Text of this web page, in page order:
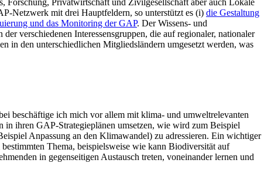
Forschung, Privatwirtschaft und Zivilgesellschaft aber auch Lokale
Netzwerk mit drei Hauptfeldern, so unterstützt es (i) die Gestaltung
und das Monitoring der GAP. Der Wissens- und
verschiedenen Interessensgruppen, die auf regionaler, nationaler
in den unterschiedlichen Mitgliedsländern umgesetzt werden, was
beschäftige ich mich vor allem mit klima- und umweltrelevanten
ihren GAP-Strategieplänen umsetzen, wie wird zum Beispiel
Anpassung an den Klimawandel) zu adressieren. Ein wichtiger
Thema, beispielsweise wie kann Biodiversität auf
in gegenseitigen Austausch treten, voneinander lernen und